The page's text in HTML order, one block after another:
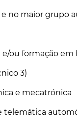
no maior grupo
ou formação em
3)
e mecatrónica
telemática